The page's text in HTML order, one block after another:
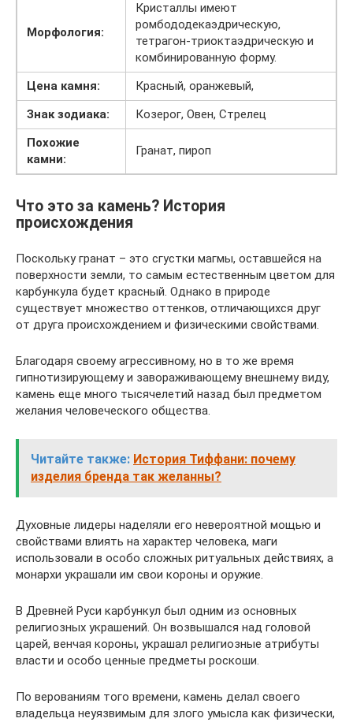
Морфология:
Кристаллы имеют
ромбододекаэдрическую,
тетрагон-триоктаэдрическую и
комбинированную форму.
Цена камня:
Красный, оранжевый,
Знак зодиака:
Козерог, Овен, Стрелец
Похожие
камни:
Гранат, пироп
Что это за камень? История
происхождения
Поскольку гранат – это сгустки магмы, оставшейся на
поверхности земли, то самым естественным цветом для
карбункула будет красный. Однако в природе
существует множество оттенков, отличающихся друг
от друга происхождением и физическими свойствами.
Благодаря своему агрессивному, но в то же время
гипнотизирующему и завораживающему внешнему виду,
камень еще много тысячелетий назад был предметом
желания человеческого общества.
Читайте также: История Тиффани: почему
изделия бренда так желанны?
Духовные лидеры наделяли его невероятной мощью и
свойствами влиять на характер человека, маги
использовали в особо сложных ритуальных действиях, а
монархи украшали им свои короны и оружие.
В Древней Руси карбункул был одним из основных
религиозных украшений. Он возвышался над головой
царей, венчая короны, украшал религиозные атрибуты
власти и особо ценные предметы роскоши.
По верованиям того времени, камень делал своего
владельца неуязвимым для злого умысла как физически,